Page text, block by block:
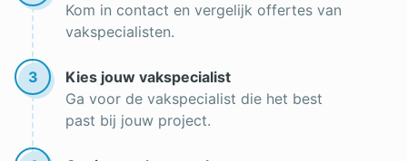
Zonnepanelen kopen
Opbrengst zonnepanelen
Kom in contact en vergelijk offertes van
vakspecialisten.
3
Kies jouw vakspecialist
Ga voor de vakspecialist die het best
past bij jouw project.